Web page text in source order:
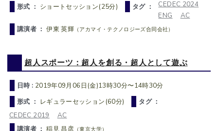
形式 ： ショートセッション(25分) タグ ：
CEDEC 2024
ENG
AC
講演者 ：伊東 英輝 （アカマイ・テクノロジーズ合同会社）
超人スポーツ：超人を創る・超人として遊ぶ
日時 : 2019年09月06日(金)13時30分〜14時30分
形式 ： レギュラーセッション(60分)
タグ ：
CEDEC 2019
AC
講演者 ：稲見 昌彦 （東京大学）